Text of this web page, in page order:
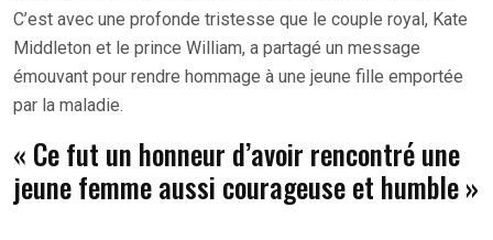
C’est avec une profonde tristesse que le couple royal, Kate
Middleton et le prince William, a partagé un message
émouvant pour rendre hommage à une jeune fille emportée
par la maladie.
« Ce fut un honneur d’avoir rencontré une
jeune femme aussi courageuse et humble »